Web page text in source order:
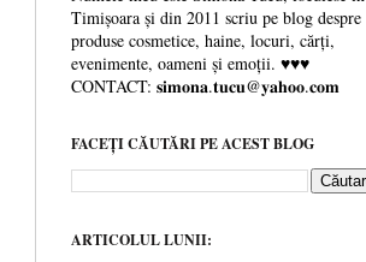
Timișoara și din 2011 scriu pe blog despre
produse cosmetice, haine, locuri, cărți,
evenimente, oameni și emoții. ♥♥♥
CONTACT: 𝐬𝐢𝐦𝐨𝐧𝐚.𝐭𝐮𝐜𝐮@𝐲𝐚𝐡𝐨𝐨.𝐜𝐨𝐦
FACEȚI CĂUTĂRI PE ACEST BLOG
ARTICOLUL LUNII: